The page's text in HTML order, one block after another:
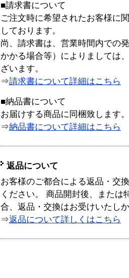
■請求書について
ご注文時に希望されたお客様に
しております。
尚、請求書は、営業時間内での
かかる場合等）によりましては
ざいます。
⇒請求書について詳細はこちら
■納品書について
お届けする商品に同梱致します。
⇒納品書について詳細はこちら
返品について
お客様のご都合による返品・交
ください。 商品開封後、または
合、返品・交換はお受けいたし
⇒返品について詳しくはこちら